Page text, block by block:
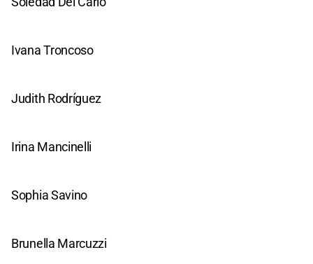
Ivana Troncoso
Judith Rodríguez
Irina Mancinelli
Sophia Savino
Brunella Marcuzzi